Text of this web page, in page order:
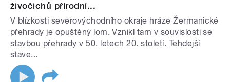
živočichů přírodní...
V blízkosti severovýchodního okraje hráze Žermanické
přehrady je opuštěný lom. Vznikl tam v souvislosti se
stavbou přehrady v 50. letech 20. století. Tehdejší
stave...